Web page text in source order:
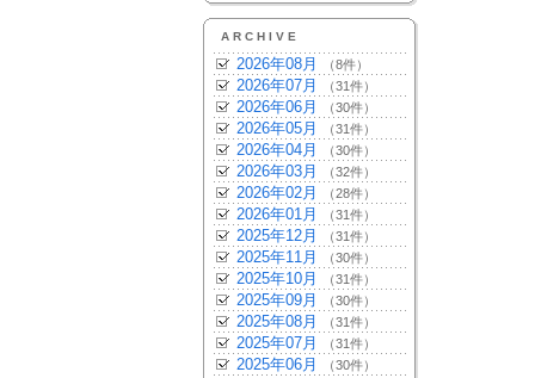
ARCHIVE
2026年08月 （8件）
2026年07月 （31件）
2026年06月 （30件）
2026年05月 （31件）
2026年04月 （30件）
2026年03月 （32件）
2026年02月 （28件）
2026年01月 （31件）
2025年12月 （31件）
2025年11月 （30件）
2025年10月 （31件）
2025年09月 （30件）
2025年08月 （31件）
2025年07月 （31件）
2025年06月 （30件）